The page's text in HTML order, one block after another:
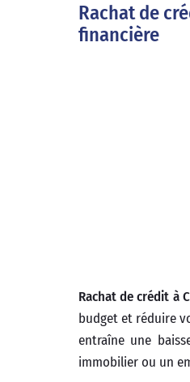
Rachat de
financière
Rachat de crédit à
budget et réduire
entraîne une
immobilier ou un